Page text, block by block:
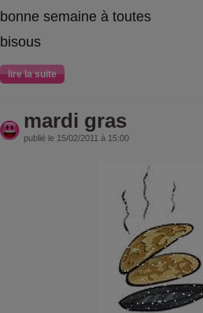
bonne semaine à toutes
bisous
lire la suite
mardi gras
publié le 15/02/2011 à 15:00